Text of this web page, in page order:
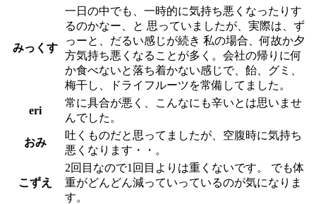
みっくす
一日の中でも、一時的に気持ち悪くなったりす
るのかなー、と 思っていましたが、実際は、ず
っーと、だるい感じが続き 私の場合、何故か夕
方気持ち悪くなることが多く。会社の帰りに何
か食べないと落ち着かない感じで、飴、グミ、
梅干し、ドライフルーツを常備してました。
eri
常に具合が悪く、こんなにも辛いとは思いませ
んでした。
おみ
吐くものだと思ってましたが、空腹時に気持ち
悪くなります・・。
こずえ
2回目なので1回目よりは重くないです。 でも体
重がどんどん減っていっているのが気になりま
す。